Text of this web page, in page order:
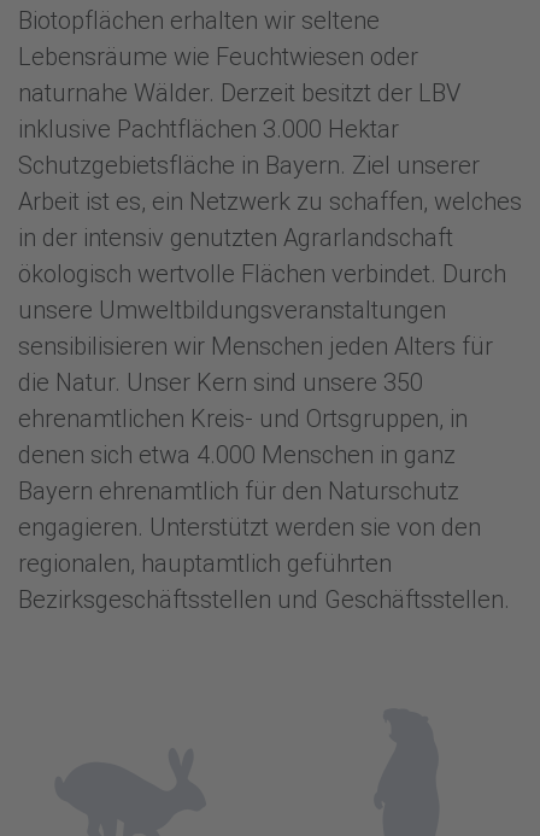
Biotopflächen erhalten wir seltene
Lebensräume wie Feuchtwiesen oder
naturnahe Wälder. Derzeit besitzt der LBV
inklusive Pachtflächen 3.000 Hektar
Schutzgebietsfläche in Bayern. Ziel unserer
Arbeit ist es, ein Netzwerk zu schaffen, welches
in der intensiv genutzten Agrarlandschaft
ökologisch wertvolle Flächen verbindet. Durch
unsere Umweltbildungsveranstaltungen
sensibilisieren wir Menschen jeden Alters für
die Natur. Unser Kern sind unsere 350
ehrenamtlichen Kreis- und Ortsgruppen, in
denen sich etwa 4.000 Menschen in ganz
Bayern ehrenamtlich für den Naturschutz
engagieren. Unterstützt werden sie von den
regionalen, hauptamtlich geführten
Bezirksgeschäftsstellen und Geschäftsstellen.